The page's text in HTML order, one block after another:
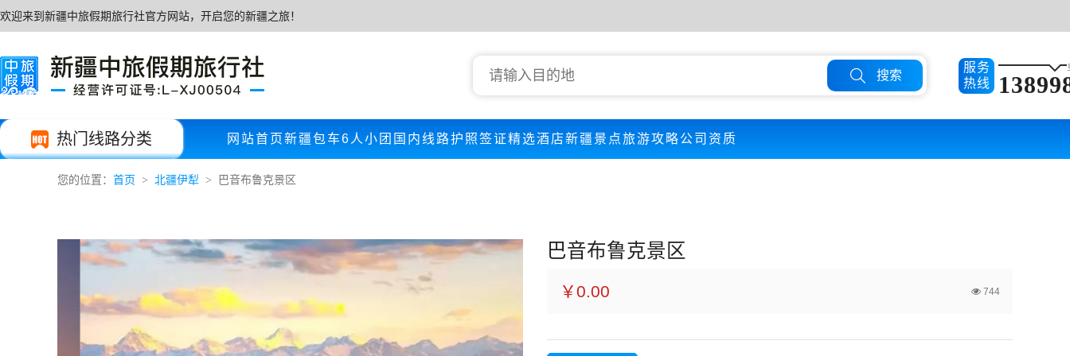
欢迎来到新疆中旅假期旅行社官方网站，开启您的新疆之旅！
 搜索
服务
热线
热门线路分类 网站首页新疆包车6人小团 国内线路护照签证精选酒店新疆景点旅游攻略公司资质
您的位置： 首页 北疆伊犁 巴音布鲁克景区
巴音布鲁克景区
￥0.00 744